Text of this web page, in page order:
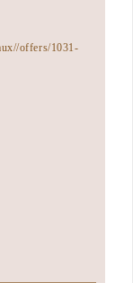
offers/1031-